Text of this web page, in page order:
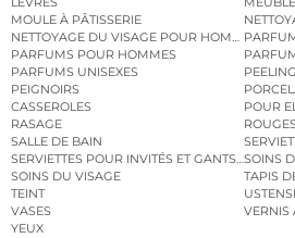
MOULE À PÂTISSERIE
NETTOYAGE DU VISAGE POUR HOMMES
PARFUMS POUR HOMMES
PARFUMS UNISEXES
PEIGNOIRS
CASSEROLES
POUR
RASAGE
SALLE DE BAIN
SERVIETTES POUR INVITÉS ET GANTS DESOINS
SOINS DU VISAGE
TAPIS
TEINT
VASES
VERNIS
YEUX